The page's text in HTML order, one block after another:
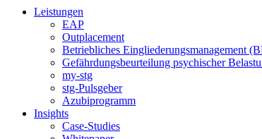
Leistungen
EAP
Outplacement
Betriebliches Eingliederungsmanagement
Gefährdungsbeurteilung psychischer
my-stg
stg-Pulsgeber
Azubiprogramm
Insights
Case-Studies